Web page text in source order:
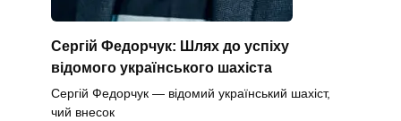
Сергій Федорчук: Шлях до успіху
відомого українського шахіста
Сергій Федорчук — відомий український шахіст,
чий внесок